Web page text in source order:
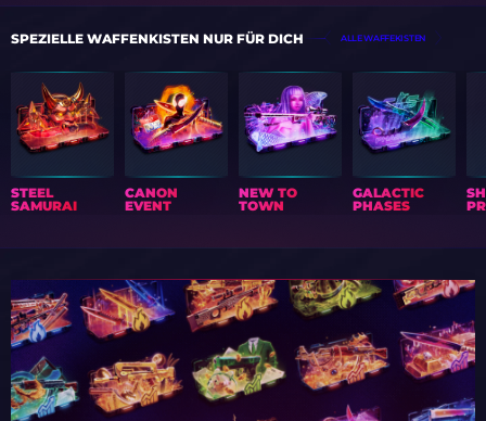
SPEZIELLE WAFFENKISTEN NUR FÜR DICH ALLE WAFFEKISTEN
STEEL
SAMURAI
CANON
EVENT
NEW TO
TOWN
GALACTIC
PHASES